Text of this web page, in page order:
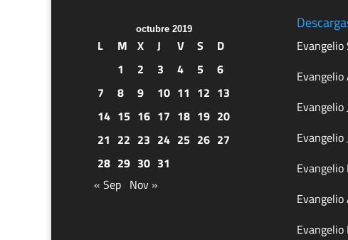
octubre 2019
L M X J V S
D
1
2 3 4 5
6
7
8 9 10 11 12 13
14 15 16 17 18 19 20
21 22 23 24 25 26 27
28 29 30 31
« Sep Nov »